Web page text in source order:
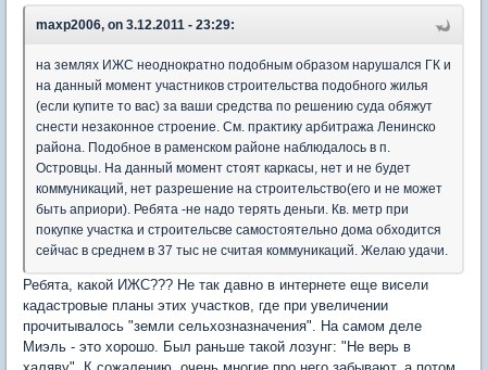
maxp2006, on 3.12.2011 - 23:29:
на землях ИЖС неоднократно подобным образом нарушался ГК и
на данный момент участников строительства подобного жилья
(если купите то вас) за ваши средства по решению суда обяжут
снести незаконное строение. См. практику арбитража Ленинско
района. Подобное в раменском районе наблюдалось в п.
Островцы. На данный момент стоят каркасы, нет и не будет
коммуникаций, нет разрешение на строительство(его и не может
быть априори). Ребята -не надо терять деньги. Кв. метр при
покупке участка и строительсве самостоятельно дома обходится
сейчас в среднем в 37 тыс не считая коммуникаций. Желаю удачи.
Ребята, какой ИЖС??? Не так давно в интернете еще висели
кадастровые планы этих участков, где при увеличении
прочитывалось "земли сельхозназначения". На самом деле
Миэль - это хорошо. Был раньше такой лозунг: "Не верь в